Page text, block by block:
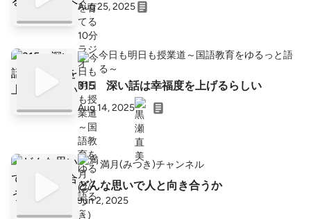
Aug 25, 2025
今日も明日も授業道～国語教育をゆるっと語
る～
315 深い話は幸福度を上げるらしい
Aug 14, 2025
満月(みつき)チャンネル
どんな思いで人と向き合うか
Jun 2, 2025